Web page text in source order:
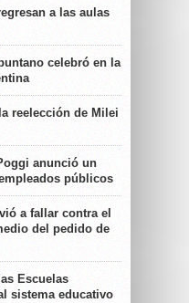
a las aulas
celebró en la
reelección de Milei
anunció un
públicos
a fallar contra el
del pedido de
Escuelas
sistema educativo